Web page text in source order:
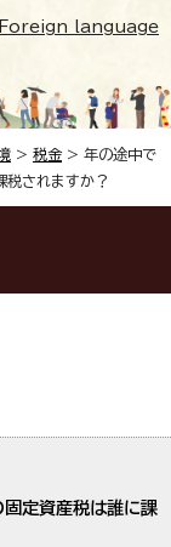
Foreign language
> 税金> 年の途中で
税されますか？
固定資産税は誰に課